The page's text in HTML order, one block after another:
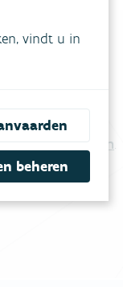
vragen.
in.
vindt u in
beheren